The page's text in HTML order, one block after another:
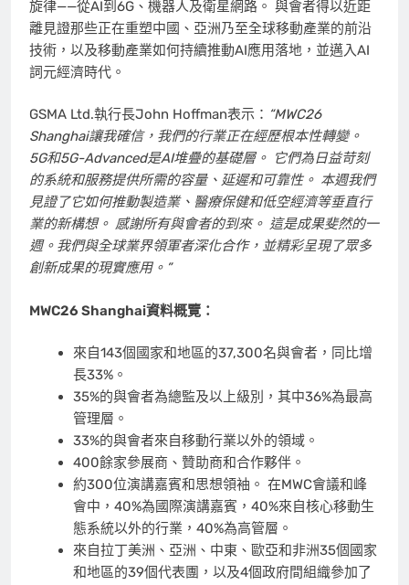
旋律——從AI到6G、機器人及衛星網路。 與會者得以近距
離見證那些正在重塑中國、亞洲乃至全球移動產業的前沿
技術，以及移動產業如何持續推動AI應用落地，並邁入AI
詞元經濟時代。
GSMA Ltd.執行長John Hoffman表示： “MWC26
Shanghai讓我確信，我們的行業正在經歷根本性轉變。
5G和5G-Advanced是AI堆疊的基礎層。 它們為日益苛刻
的系統和服務提供所需的容量、延遲和可靠性。 本週我們
見證了它如何推動製造業、醫療保健和低空經濟等垂直行
業的新構想。 感謝所有與會者的到來。 這是成果斐然的一
週。我們與全球業界領軍者深化合作，並精彩呈現了眾多
創新成果的現實應用。”
MWC26 Shanghai資料概覽：
來自143個國家和地區的37,300名與會者，同比增
長33%。
35%的與會者為總監及以上級別，其中36%為最高
管理層。
33%的與會者來自移動行業以外的領域。
400餘家參展商、贊助商和合作夥伴。
約300位演講嘉賓和思想領袖。 在MWC會議和峰
會中，40%為國際演講嘉賓，40%來自核心移動生
態系統以外的行業，40%為高管層。
來自拉丁美洲、亞洲、中東、歐亞和非洲35個國家
和地區的39個代表團，以及4個政府間組織參加了